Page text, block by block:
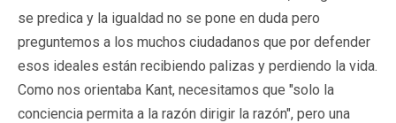
se predica y la igualdad no se pone en duda pero
preguntemos a los muchos ciudadanos que por defender
esos ideales están recibiendo palizas y perdiendo la vida.
Como nos orientaba Kant, necesitamos que "solo la
conciencia permita a la razón dirigir la razón", pero una